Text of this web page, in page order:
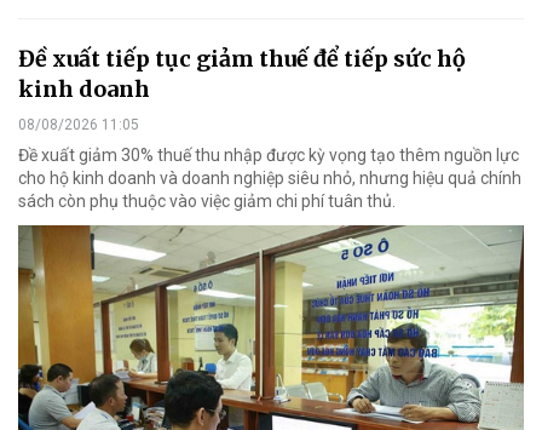
Đề xuất tiếp tục giảm thuế để tiếp sức hộ
kinh doanh
08/08/2026 11:05
Đề xuất giảm 30% thuế thu nhập được kỳ vọng tạo thêm nguồn lực
cho hộ kinh doanh và doanh nghiệp siêu nhỏ, nhưng hiệu quả chính
sách còn phụ thuộc vào việc giảm chi phí tuân thủ.